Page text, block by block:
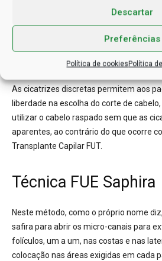
Descartar
Preferências
Política de cookiesPolítica
Após a marcação da área onde será
aplicada anestesia local para que o
dor. Os pacientes podem voltar às suas
dois ou três dias.
As cicatrizes discretas permitem aos
liberdade na escolha do corte de
utilizar o cabelo raspado sem que as
aparentes, ao contrário do que ocorre
Transplante Capilar FUT.
Técnica FUE Saphira
Neste método, como o próprio nome
safira para abrir os micro-canais para
folículos, um a um, nas costas e nas
colocação nas áreas exigidas em cada